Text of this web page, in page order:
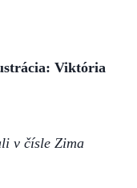
Viktória
v čísle Zima